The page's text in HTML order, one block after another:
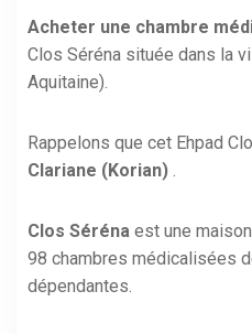
Acheter une chambre
Clos Séréna située dans la
Aquitaine).
Rappelons que cet Ehpad
Clariane (Korian) .
Clos Séréna est une
98 chambres médicalisées
dépendantes.